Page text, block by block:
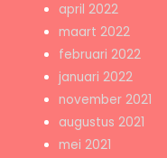
april 2022
maart 2022
februari 2022
januari 2022
november 2021
augustus 2021
mei 2021